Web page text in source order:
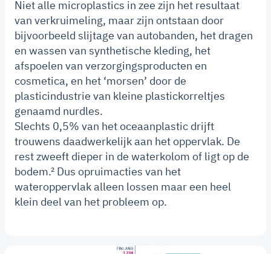
Niet alle microplastics in zee zijn het resultaat
van verkruimeling, maar zijn ontstaan door
bijvoorbeeld slijtage van autobanden, het dragen
en wassen van synthetische kleding, het
afspoelen van verzorgingsproducten en
cosmetica, en het ‘morsen’ door de
plasticindustrie van kleine plastickorreltjes
genaamd nurdles.
Slechts 0,5% van het oceaanplastic drijft
trouwens daadwerkelijk aan het oppervlak. De
rest zweeft dieper in de waterkolom of ligt op de
bodem.² Dus opruimacties van het
wateroppervlak alleen lossen maar een heel
klein deel van het probleem op.